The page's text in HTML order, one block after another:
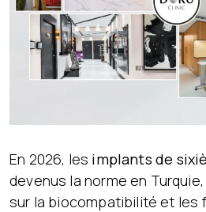
En 2026, les implants de
devenus la norme en
sur la biocompatibilité et les